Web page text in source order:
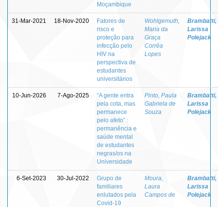
Moçambique
31-Mar-2021 18-Nov-2020
Fatores de
risco e
proteção para
infecção pelo
HIV na
perspectiva de
estudantes
universitários
Wohlgemuth,
Maria da
Graça
Corrêa
Lopes
Brambatti,
Larissa
Polejack
10-Jun-2026 7-Ago-2025
“A gente entra
pela cota, mas
permanece
pelo afeto” :
permanência e
saúde mental
de estudantes
negras/os na
Universidade
Pinto, Paula
Gabriela de
Souza
Brambatti,
Larissa
Polejack
6-Set-2023 30-Jul-2022
Grupo de
familiares
enlutados pela
Covid-19
Moura,
Laura
Campos de
Brambatti,
Larissa
Polejack